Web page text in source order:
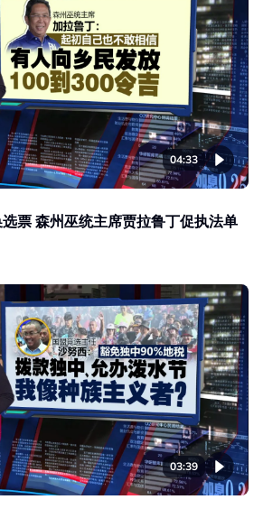
04:33
票 森州巫统主席贾拉鲁丁促执法单
03:39